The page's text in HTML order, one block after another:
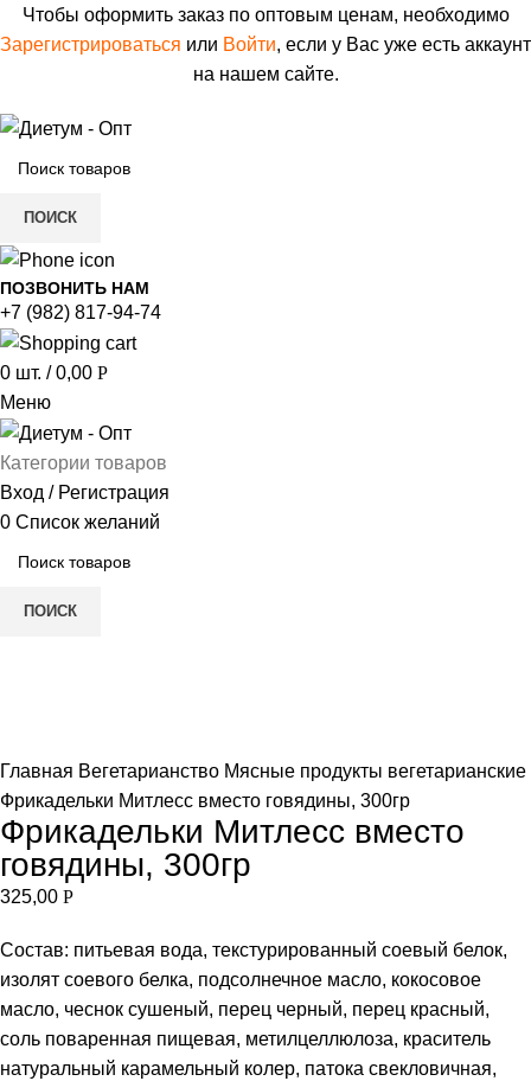
Чтобы оформить заказ по оптовым ценам, необходимо
Зарегистрироваться или Войти, если у Вас уже есть аккаунт
на нашем сайте.
ПОИСК
ПОЗВОНИТЬ НАМ
+7 (982) 817-94-74
0 шт. / 0,00 Р
Меню
Категории товаров
Вход / Регистрация
0 Список желаний
ПОИСК
Главная Вегетарианство Мясные продукты вегетарианские
Фрикадельки Митлесс вместо говядины, 300гр
Фрикадельки Митлесс вместо
говядины, 300гр
325,00 Р
Состав: питьевая вода, текстурированный соевый белок,
изолят соевого белка, подсолнечное масло, кокосовое
масло, чеснок сушеный, перец черный, перец красный,
соль поваренная пищевая, метилцеллюлоза, краситель
натуральный карамельный колер, патока свекловичная,